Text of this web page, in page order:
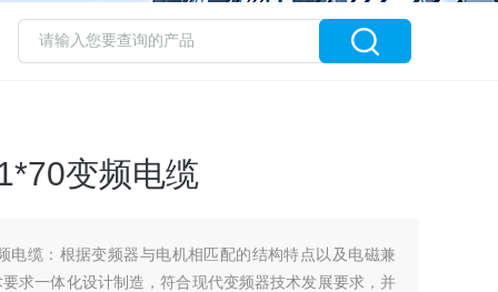
变频电缆
电缆：根据变频器与电机相匹配的结构特点以及电磁兼
求一体化设计制造，符合现代变频器技术发展要求，并